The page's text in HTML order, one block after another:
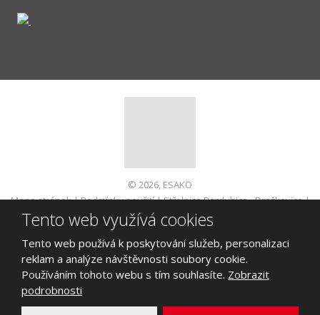
© 2026, ESAKO
Mapa stránek|Podmínky použití|Střelnice Pardubice - Dražkovice|
Informace pro spotřebitele
VYROBILA
Tento web je chráněn pomocí Google ReCAPTCHA a platí pro něj
zásady ochrany osobních údajů a smluvní podmínky
Tento web využívá cookies
Tento web používá k poskytování služeb, personalizaci
reklam a analýze návštěvnosti soubory cookie.
Používáním tohoto webu s tím souhlasíte. Zobrazit
podrobnosti